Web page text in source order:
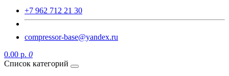
+7 962 712 21 30
compressor-base@yandex.ru
0.00 р. 0
Список категорий